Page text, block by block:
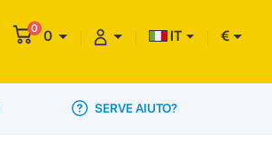
0 0 IT €
SERVE AIUTO?